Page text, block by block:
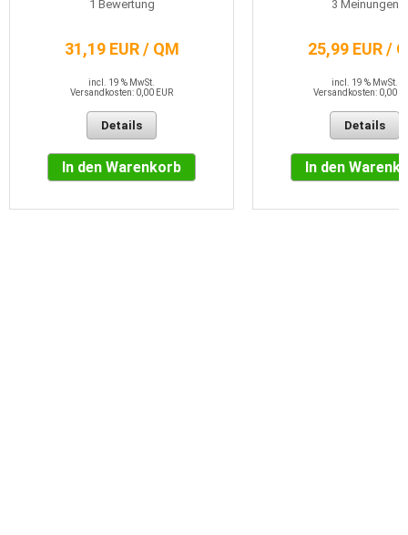
1 Bewertung
31,19 EUR / QM
incl. 19 % MwSt.
Versandkosten: 0,00 EUR
Details
In den Warenkorb
3 Meinungen
25,99 EUR /
incl. 19 % MwSt.
Versandkosten: 0,00
Details
In den